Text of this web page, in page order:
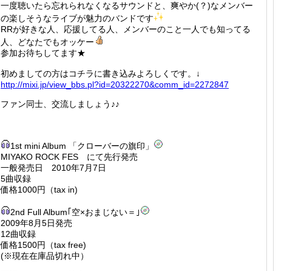
一度聴いたら忘れられなくなるサウンドと、爽やか(？)なメンバー
の楽しそうなライブが魅力のバンドです
RRが好きな人、応援してる人、メンバーのこと一人でも知ってる
人、どなたでもオッケー
参加お待ちしてます★
初めましての方はコチラに書き込みよろしくです。↓
http://mixi.jp/view_bbs.pl?id=20322270&comm_id=2272847
ファン同士、交流しましょう♪♪
1st mini Album 「クローバーの旗印」
MIYAKO ROCK FES にて先行発売
一般発売日 2010年7月7日
5曲収録
価格1000円（tax in)
2nd Full Album｢空×おまじない＝｣
2009年8月5日発売
12曲収録
価格1500円（tax free)
(※現在在庫品切れ中）